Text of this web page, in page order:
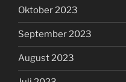
Oktober 2023
September 2023
August 2023